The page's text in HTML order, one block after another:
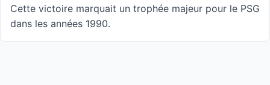
Cette victoire marquait un trophée majeur pour le PSG
dans les années 1990.